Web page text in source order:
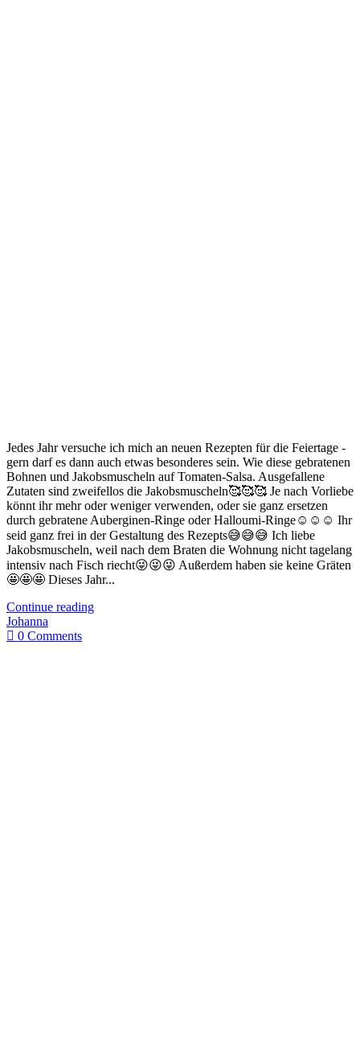
Jedes Jahr versuche ich mich an neuen Rezepten für die Feiertage -
gern darf es dann auch etwas besonderes sein. Wie diese gebratenen
Bohnen und Jakobsmuscheln auf Tomaten-Salsa. Ausgefallene
Zutaten sind zweifellos die Jakobsmuscheln🥰🥰🥰 Je nach Vorliebe
könnt ihr mehr oder weniger verwenden, oder sie ganz ersetzen
durch gebratene Auberginen-Ringe oder Halloumi-Ringe☺️☺️☺️ Ihr
seid ganz frei in der Gestaltung des Rezepts😅😅😅 Ich liebe
Jakobsmuscheln, weil nach dem Braten die Wohnung nicht tagelang
intensiv nach Fisch riecht😜😜😜 Außerdem haben sie keine Gräten
🤩🤩🤩 Dieses Jahr...
Continue reading
Johanna
0 Comments